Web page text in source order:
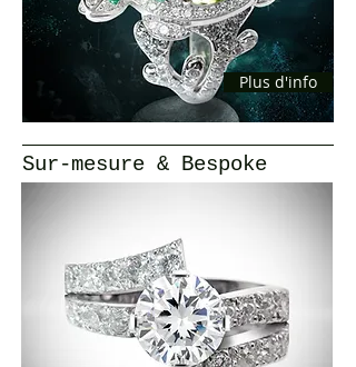
Plus d'info
Sur-mesure & Bespoke